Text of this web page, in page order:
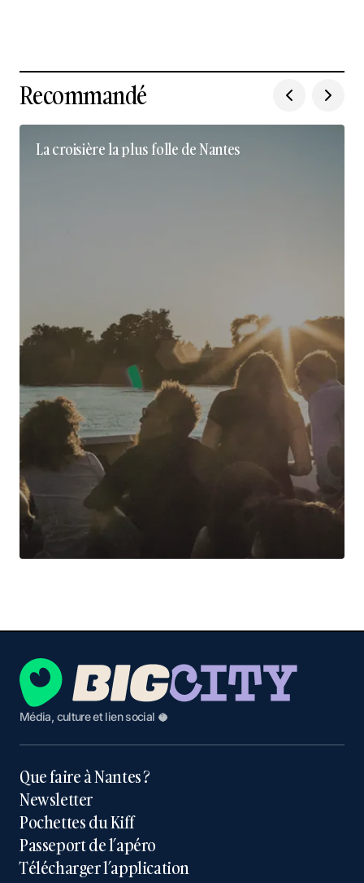
Recommandé
La croisière la plus folle de Nantes
Média, culture et lien social 🥥
Que faire à Nantes ?
Newsletter
Pochettes du Kiff
Passeport de l’apéro
Télécharger l’application